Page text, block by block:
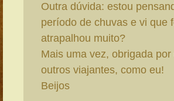
Outra dúvida: estou
período de chuvas e vi que
atrapalhou muito?
Mais uma vez, obrigada
outros viajantes, como eu!
Beijos